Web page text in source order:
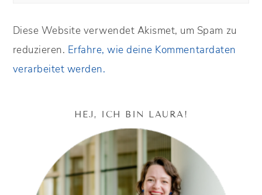
Diese Website verwendet Akismet, um Spam zu
reduzieren. Erfahre, wie deine Kommentardaten
verarbeitet werden.
HEJ, ICH BIN LAURA!